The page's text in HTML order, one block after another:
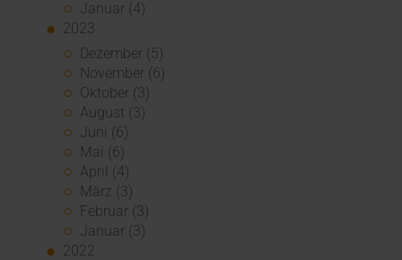
Januar (4)
2023
Dezember (5)
November (6)
Oktober (3)
August (3)
Juni (6)
Mai (6)
April (4)
März (3)
Februar (3)
Januar (3)
2022